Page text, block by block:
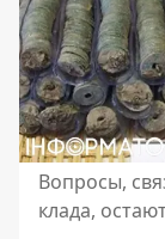
Вопросы,
клада,